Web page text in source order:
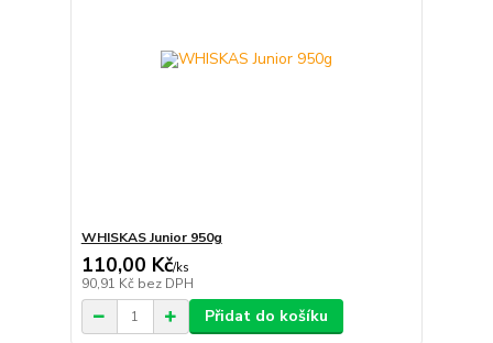
WHISKAS Junior 950g
110,00 Kč/ks
90,91 Kč bez DPH
Přidat do košíku